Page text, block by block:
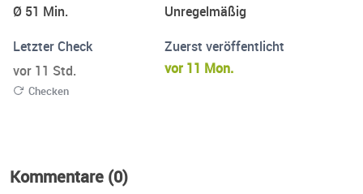
Ø 51 Min.
Unregelmäßig
Letzter Check
vor 11 Std.
Checken
Zuerst veröffentlicht
vor 11 Mon.
Kommentare (0)